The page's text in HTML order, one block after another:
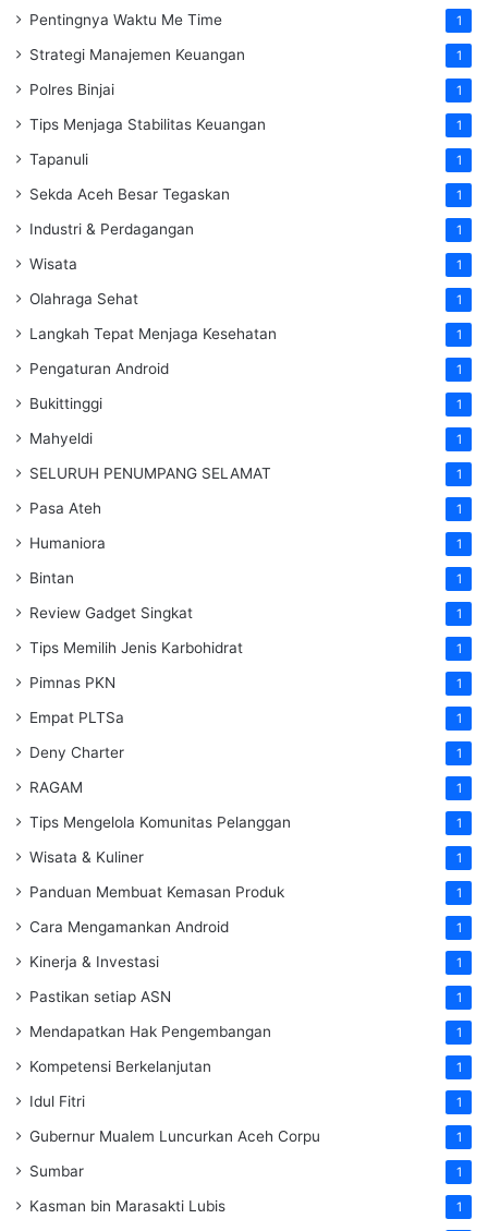
Pentingnya Waktu Me Time 1
Strategi Manajemen Keuangan 1
Polres Binjai 1
Tips Menjaga Stabilitas Keuangan 1
Tapanuli 1
Sekda Aceh Besar Tegaskan 1
Industri & Perdagangan 1
Wisata 1
Olahraga Sehat 1
Langkah Tepat Menjaga Kesehatan 1
Pengaturan Android 1
Bukittinggi 1
Mahyeldi 1
SELURUH PENUMPANG SELAMAT 1
Pasa Ateh 1
Humaniora 1
Bintan 1
Review Gadget Singkat 1
Tips Memilih Jenis Karbohidrat 1
Pimnas PKN 1
Empat PLTSa 1
Deny Charter 1
RAGAM 1
Tips Mengelola Komunitas Pelanggan 1
Wisata & Kuliner 1
Panduan Membuat Kemasan Produk 1
Cara Mengamankan Android 1
Kinerja & Investasi 1
Pastikan setiap ASN 1
Mendapatkan Hak Pengembangan 1
Kompetensi Berkelanjutan 1
Idul Fitri 1
Gubernur Mualem Luncurkan Aceh Corpu 1
Sumbar 1
Kasman bin Marasakti Lubis 1